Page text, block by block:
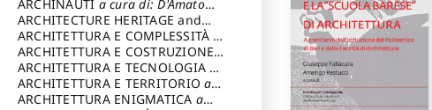
Varagnoli Claudio
ARCHINAUTI a cura di: D'Amato
Claudio
ARCHITECTURE HERITAGE and
DESIGN
ARCHITETTURA E COMPLESSITÀ a
cura di: Piva Antonio
ARCHITETTURA E COSTRUZIONEa
cura di: Poretti Sergio
ARCHITETTURA E TECNOLOGIA a
cura di: Carrara Gianfranco
ARCHITETTURA E TERRITORIOa
cura di: Pietrogrande Enrico
ARCHITETTURA ENIGMATICA a